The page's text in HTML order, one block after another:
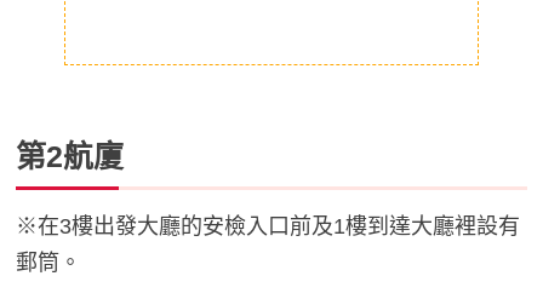
第2航廈
※在3樓出發大廳的安檢入口前及1樓到達大廳裡設有
郵筒。